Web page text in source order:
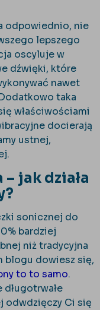
odpowiednio, nie
lepszego
oscyluje w
dźwięki, które
nawet
taka
właściwościami
docierają
ustnej,
jak działa
sonicznej do
bardziej
niż tradycyjna
blogu dowiesz się,
to to samo.
długotrwałe
odwdzięczy Ci się